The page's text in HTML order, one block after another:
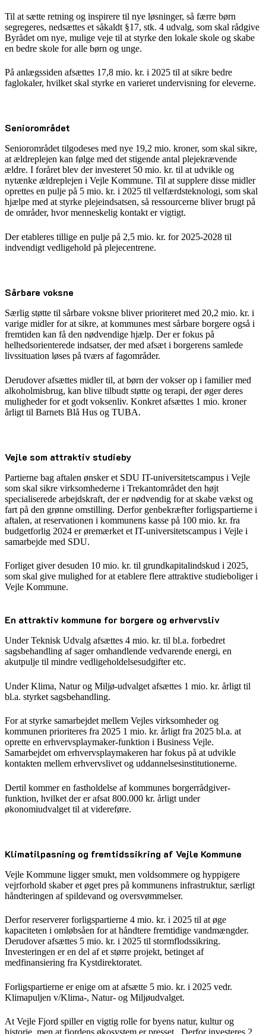
Til at sætte retning og inspirere til nye løsninger, så færre børn
segregeres, nedsættes et såkaldt §17, stk. 4 udvalg, som skal rådgive
Byrådet om nye, mulige veje til at styrke den lokale skole og skabe
en bedre skole for alle børn og unge.
På anlægssiden afsættes 17,8 mio. kr. i 2025 til at sikre bedre
faglokaler, hvilket skal styrke en varieret undervisning for eleverne.
Seniorområdet
Seniorområdet tilgodeses med nye 19,2 mio. kroner, som skal sikre,
at ældreplejen kan følge med det stigende antal plejekrævende
ældre. I foråret blev der investeret 50 mio. kr. til at udvikle og
nytænke ældreplejen i Vejle Kommune. Til at supplere disse midler
oprettes en pulje på 5 mio. kr. i 2025 til velfærdsteknologi, som skal
hjælpe med at styrke plejeindsatsen, så ressourcerne bliver brugt på
de områder, hvor menneskelig kontakt er vigtigt.
Der etableres tillige en pulje på 2,5 mio. kr. for 2025-2028 til
indvendigt vedligehold på plejecentrene.
Sårbare voksne
Særlig støtte til sårbare voksne bliver prioriteret med 20,2 mio. kr. i
varige midler for at sikre, at kommunes mest sårbare borgere også i
fremtiden kan få den nødvendige hjælp. Der er fokus på
helhedsorienterede indsatser, der med afsæt i borgerens samlede
livssituation løses på tværs af fagområder.
Derudover afsættes midler til, at børn der vokser op i familier med
alkoholmisbrug, kan blive tilbudt støtte og terapi, der øger deres
muligheder for et godt voksenliv. Konkret afsættes 1 mio. kroner
årligt til Barnets Blå Hus og TUBA.
Vejle som attraktiv studieby
Partierne bag aftalen ønsker et SDU IT-universitetscampus i Vejle
som skal sikre virksomhederne i Trekantområdet den højt
specialiserede arbejdskraft, der er nødvendig for at skabe vækst og
fart på den grønne omstilling. Derfor genbekræfter forligspartierne i
aftalen, at reservationen i kommunens kasse på 100 mio. kr. fra
budgetforlig 2024 er øremærket et IT-universitetscampus i Vejle i
samarbejde med SDU.
Forliget giver desuden 10 mio. kr. til grundkapitalindskud i 2025,
som skal give mulighed for at etablere flere attraktive studieboliger i
Vejle Kommune.
En attraktiv kommune for borgere og erhvervsliv
Under Teknisk Udvalg afsættes 4 mio. kr. til bl.a. forbedret
sagsbehandling af sager omhandlende vedvarende energi, en
akutpulje til mindre vedligeholdelsesudgifter etc.
Under Klima, Natur og Miljø-udvalget afsættes 1 mio. kr. årligt til
bl.a. styrket sagsbehandling.
For at styrke samarbejdet mellem Vejles virksomheder og
kommunen prioriteres fra 2025 1 mio. kr. årligt fra 2025 bl.a. at
oprette en erhvervsplaymaker-funktion i Business Vejle.
Samarbejdet om erhvervsplaymakeren har fokus på at udvikle
kontakten mellem erhvervslivet og uddannelsesinstitutionerne.
Dertil kommer en fastholdelse af kommunes borgerrådgiver-
funktion, hvilket der er afsat 800.000 kr. årligt under
økonomiudvalget til at videreføre.
Klimatilpasning og fremtidssikring af Vejle Kommune
Vejle Kommune ligger smukt, men voldsommere og hyppigere
vejrforhold skaber et øget pres på kommunens infrastruktur, særligt
håndteringen af spildevand og oversvømmelser.
Derfor reserverer forligspartierne 4 mio. kr. i 2025 til at øge
kapaciteten i omløbsåen for at håndtere fremtidige vandmængder.
Derudover afsættes 5 mio. kr. i 2025 til stormflodssikring.
Investeringen er en del af et større projekt, betinget af
medfinansiering fra Kystdirektoratet.
Forligspartierne er enige om at afsætte 5 mio. kr. i 2025 vedr.
Klimapuljen v/Klima-, Natur- og Miljøudvalget.
At Vejle Fjord spiller en vigtig rolle for byens natur, kultur og